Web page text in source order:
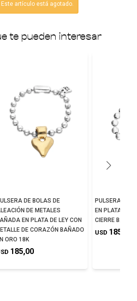
Este artículo está agotado.
te pueden interesar
DE BOLAS DE
DE METALES
EN PLATA DE LEY CON
DE CORAZÓN BAÑADO
ORO 18K
185,00
PULSERA DE
EN PLATA DE
CIERRE
USD 185,00